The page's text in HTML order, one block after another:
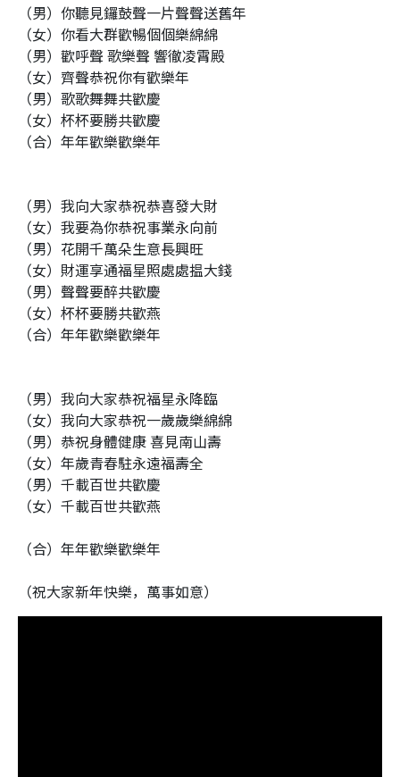
（男）你聽見鑼鼓聲一片聲聲送舊年
（女）你看大群歡暢個個樂綿綿
（男）歡呼聲 歌樂聲 響徹凌霄殿
（女）齊聲恭祝你有歡樂年
（男）歌歌舞舞共歡慶
（女）杯杯要勝共歡慶
（合）年年歡樂歡樂年
（男）我向大家恭祝恭喜發大財
（女）我要為你恭祝事業永向前
（男）花開千萬朵生意長興旺
（女）財運享通福星照處處揾大錢
（男）聲聲要醉共歡慶
（女）杯杯要勝共歡燕
（合）年年歡樂歡樂年
（男）我向大家恭祝福星永降臨
（女）我向大家恭祝一歲歲樂綿綿
（男）恭祝身體健康 喜見南山壽
（女）年歲青春駐永遠福壽全
（男）千載百世共歡慶
（女）千載百世共歡燕
（合）年年歡樂歡樂年
（祝大家新年快樂，萬事如意）